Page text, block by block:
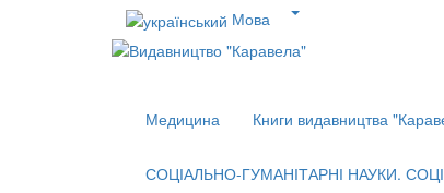
Мова
Медицина Книги видавництва
СОЦІАЛЬНО-ГУМАНІТАРНІ НАУКИ.